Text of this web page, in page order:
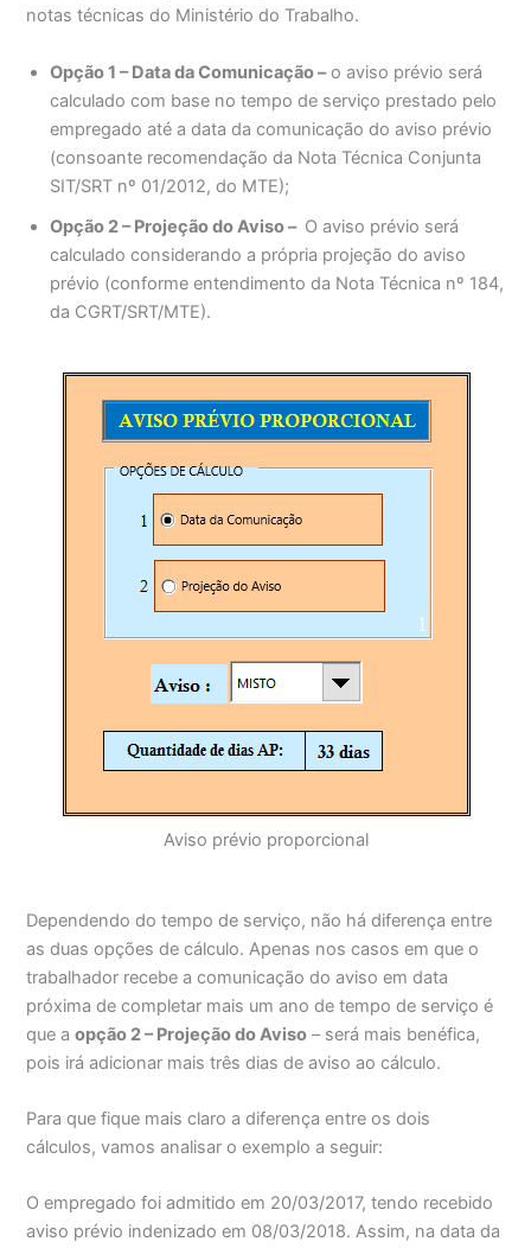
notas técnicas do Ministério do Trabalho.
Opção 1 – Data da Comunicação –o aviso prévio será
calculado com base no tempo de serviço prestado pelo
empregado até a data da comunicação do aviso prévio
(consoante recomendação da Nota Técnica Conjunta
SIT/SRT nº 01/2012, do MTE);
Opção 2 – Projeção do Aviso – O aviso prévio será
calculado considerando a própria projeção do aviso
prévio (conforme entendimento da Nota Técnica nº 184,
da CGRT/SRT/MTE).
Aviso prévio proporcional
Dependendo do tempo de serviço, não há diferença entre
as duas opções de cálculo. Apenas nos casos em que o
trabalhador recebe a comunicação do aviso em data
próxima de completar mais um ano de tempo de serviço é
que aopção 2 – Projeção do Aviso – será mais benéfica,
pois irá adicionar mais três dias de aviso ao cálculo.
Para que fique mais claro a diferença entre os dois
cálculos, vamos analisar o exemplo a seguir:
O empregado foi admitido em 20/03/2017, tendo recebido
aviso prévio indenizado em 08/03/2018. Assim, na data da